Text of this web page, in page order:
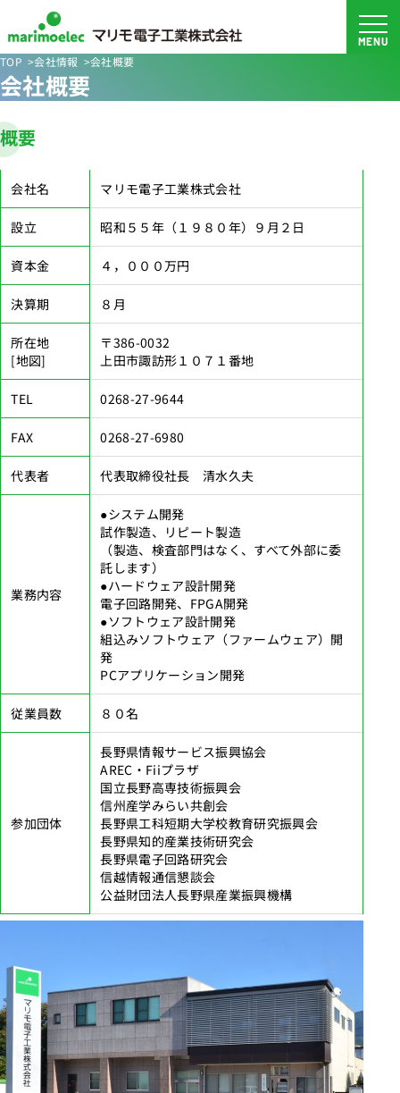
TOP 会社情報 会社概要
会社概要
概要
会社名 マリモ電子工業株式会社
設立 昭和５５年（１９８０年）９月２日
資本金 ４，０００万円
決算期 ８月
所在地
[地図]
〒386-0032
上田市諏訪形１０７１番地
TEL 0268-27-9644
FAX 0268-27-6980
代表者 代表取締役社長 清水久夫
業務内容
●システム開発
試作製造、リピート製造
（製造、検査部門はなく、すべて外部に委
託します）
●ハードウェア設計開発
電子回路開発、FPGA開発
●ソフトウェア設計開発
組込みソフトウェア（ファームウェア）開
発
PCアプリケーション開発
従業員数 ８０名
参加団体
長野県情報サービス振興協会
AREC・Fiiプラザ
国立長野高専技術振興会
信州産学みらい共創会
長野県工科短期大学校教育研究振興会
長野県知的産業技術研究会
長野県電子回路研究会
信越情報通信懇談会
公益財団法人長野県産業振興機構